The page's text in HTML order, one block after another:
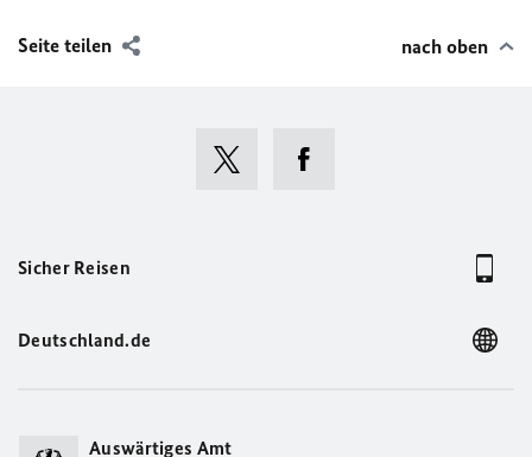
Seite teilen nach oben
Sicher Reisen
Deutschland.de
Auswärtiges Amt